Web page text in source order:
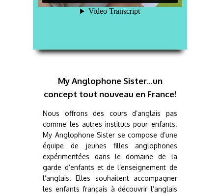
My Anglophone Sister...un
concept tout nouveau en France!
Nous offrons des cours d’anglais pas
comme les autres instituts pour enfants.
My Anglophone Sister se compose d’une
équipe de jeunes filles anglophones
expérimentées dans le domaine de la
garde d’enfants et de l’enseignement de
l’anglais. Elles souhaitent accompagner
les enfants français à découvrir l’anglais